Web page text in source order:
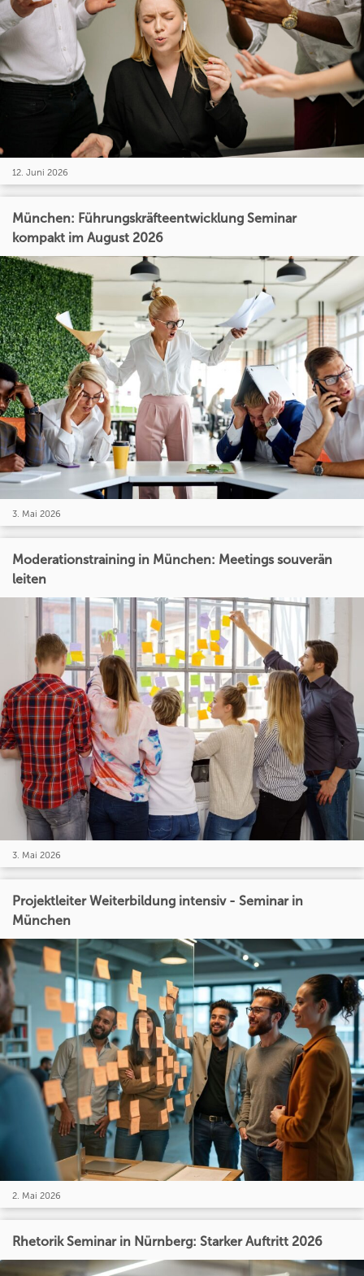
12. Juni 2026
München: Führungskräfteentwicklung Seminar
kompakt im August 2026
3. Mai 2026
Moderationstraining in München: Meetings souverän
leiten
3. Mai 2026
Projektleiter Weiterbildung intensiv - Seminar in
München
2. Mai 2026
Rhetorik Seminar in Nürnberg: Starker Auftritt 2026